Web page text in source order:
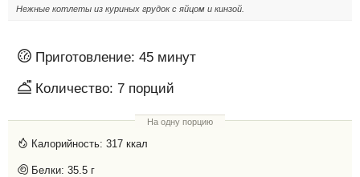
Нежные котлеты из куриных грудок с яйцом и кинзой.
Приготовление: 45 минут
Количество: 7 порций
На одну порцию
Калорийность: 317 ккал
Белки: 35.5 г